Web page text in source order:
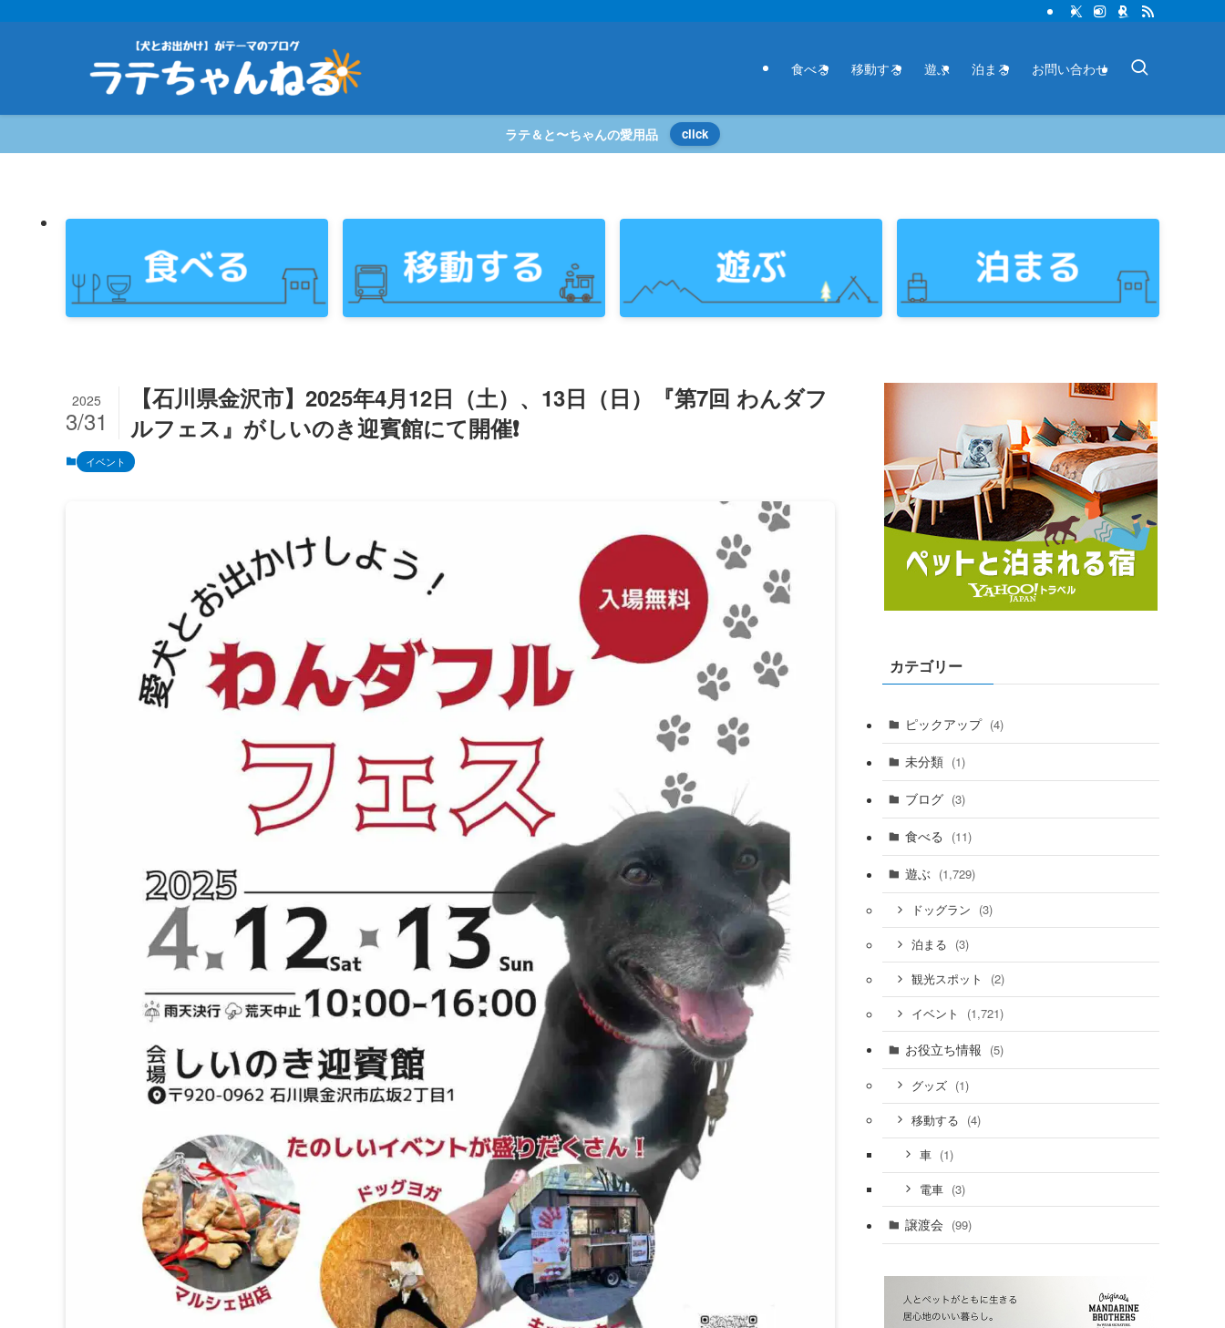
食べる 移動する 遊ぶ 泊まる お問い合わせ
ラテ＆と〜ちゃんの愛用品 click
【石川県金沢市】2025年4月12日（土）、13日（日）『第7回 わんダフ
ルフェス』がしいのき迎賓館にて開催❗️
2025
3/31
イベント
カテゴリー
ピックアップ (4)
未分類 (1)
ブログ (3)
食べる (11)
遊ぶ (1,729)
ドッグラン (3)
泊まる (3)
観光スポット (2)
イベント (1,721)
お役立ち情報 (5)
グッズ (1)
移動する (4)
車 (1)
電車 (3)
譲渡会 (99)